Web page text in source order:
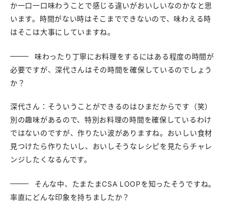
か一口一口味わうことで感じる違いがおいしいなのかなと思
います。時間がない時はそこまでできないので、味わえる時
はそこは大事にしていますね。
味わったり丁寧にお料理をするにはある程度の時間が
必要ですが、深代さんはその時間を確保しているのでしょう
か？
深代さん：そういうことができるのはひまだからです（笑）
別の趣味があるので、特別お料理の時間を確保しているわけ
ではないのですが、作りたい波がありますね。おいしい食材
見つけたら作りたいし、おいしそうなレシピを見たらチャレ
ンジしたくなるんです。
そんな中、たまたまCSA LOOPを知ったそうですね。
率直にどんな印象を持ちましたか？